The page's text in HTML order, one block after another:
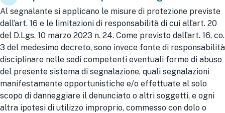
Al segnalante si applicano le misure di protezione previste
dall’art. 16 e le limitazioni di responsabilità di cui all’art. 20
del D.Lgs. 10 marzo 2023 n. 24. Come previsto dall’art. 16, co.
3 del medesimo decreto, sono invece fonte di responsabilità
disciplinare nelle sedi competenti eventuali forme di abuso
del presente sistema di segnalazione, quali segnalazioni
manifestamente opportunistiche e/o effettuate al solo
scopo di danneggiare il denunciato o altri soggetti, e ogni
altra ipotesi di utilizzo improprio, commesso con dolo o